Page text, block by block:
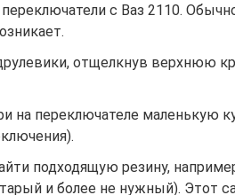
с Ваз 2110.
отщелкнув верхнюю
на переключателе маленькую
подходящую резину,
и более не нужный). Этот